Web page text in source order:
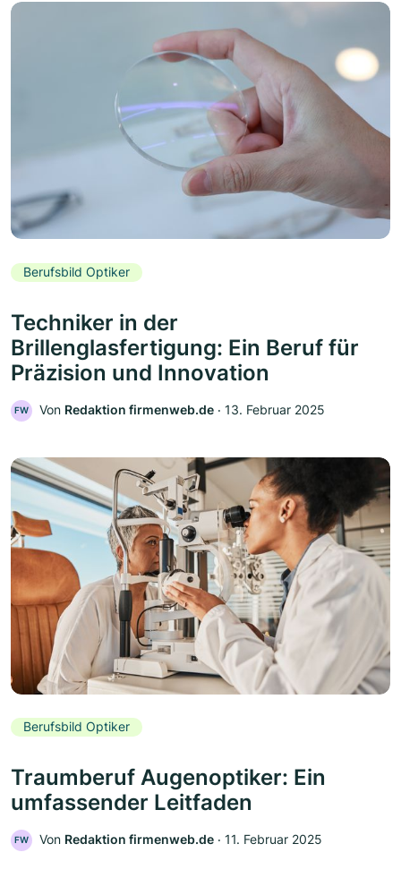
Berufsbild Optiker
Techniker in der
Brillenglasfertigung: Ein Beruf für
Präzision und Innovation
FW Von Redaktion firmenweb.de ‧ 13. Februar 2025
Berufsbild Optiker
Traumberuf Augenoptiker: Ein
umfassender Leitfaden
FW Von Redaktion firmenweb.de ‧ 11. Februar 2025